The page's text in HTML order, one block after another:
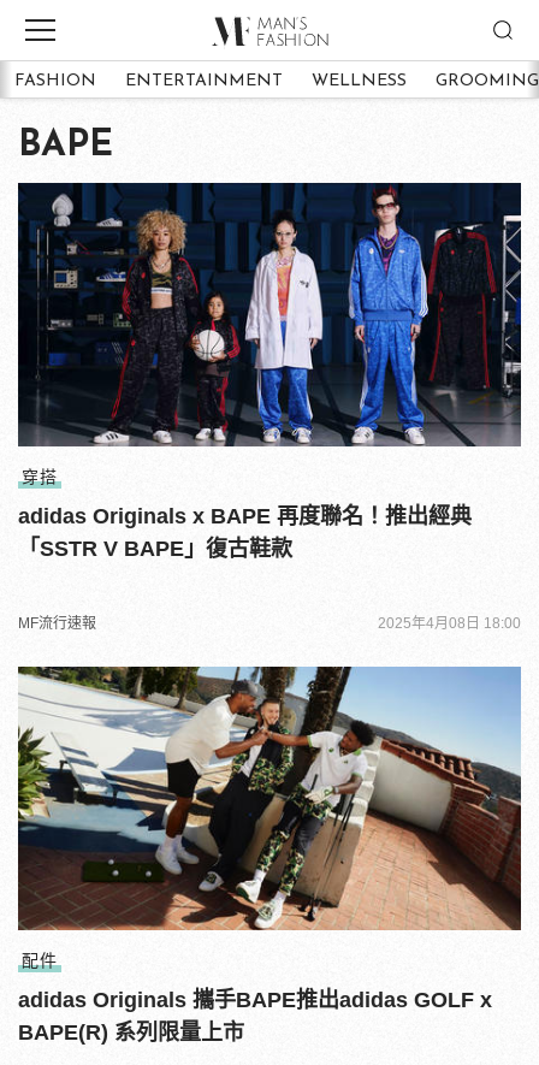
FASHION ENTERTAINMENT WELLNESS GROOMING
BAPE
穿搭
adidas Originals x BAPE 再度聯名！推出經典
「SSTR V BAPE」復古鞋款
MF流行速報 2025年4月08日 18:00
配件
adidas Originals 攜手BAPE推出adidas GOLF x
BAPE(R) 系列限量上市